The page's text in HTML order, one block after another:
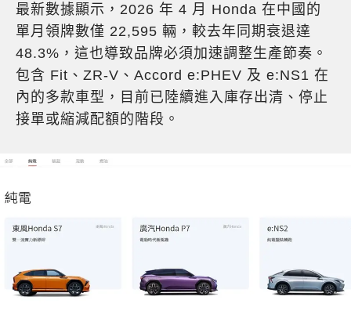
最新數據顯示，2026 年 4 月 Honda 在中國的
單月領牌數僅 22,595 輛，較去年同期衰退達
48.3%，這也導致品牌必須加速調整生產節奏。
包含 Fit、ZR-V、Accord e:PHEV 及 e:NS1 在
內的多款車型，目前已陸續進入庫存出清、停止
接單或縮減配額的階段。